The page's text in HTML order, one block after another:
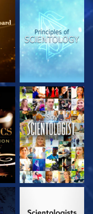
EXPLORA LAS
SERIES
VE